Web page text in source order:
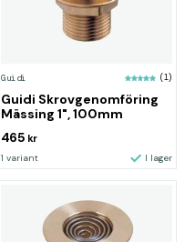
Guidi (1)
Guidi Skrovgenomföring
Mässing 1", 100mm
465 kr
1 variant I lager